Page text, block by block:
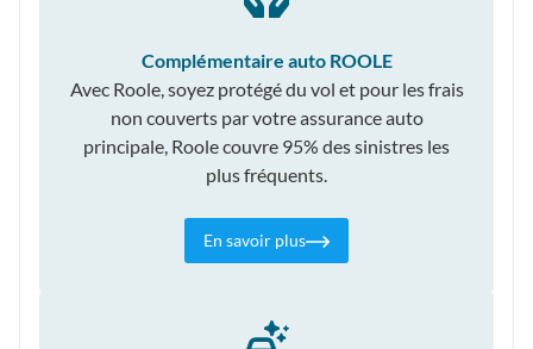
Complémentaire auto ROOLE
Avec Roole, soyez protégé du vol et pour les frais
non couverts par votre assurance auto
principale, Roole couvre 95% des sinistres les
plus fréquents.
En savoir plus